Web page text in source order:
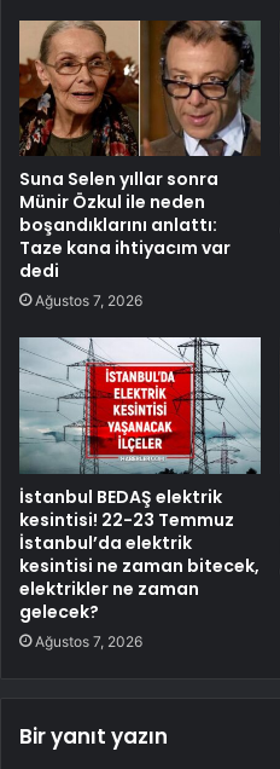
Suna Selen yıllar sonra
Münir Özkul ile neden
boşandıklarını anlattı:
Taze kana ihtiyacım var
dedi
Ağustos 7, 2026
İstanbul BEDAŞ elektrik
kesintisi! 22-23 Temmuz
İstanbul’da elektrik
kesintisi ne zaman bitecek,
elektrikler ne zaman
gelecek?
Ağustos 7, 2026
Bir yanıt yazın